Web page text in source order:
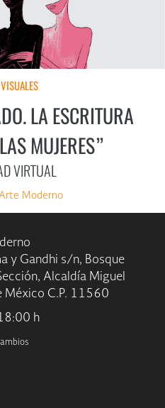
LA ESCRITURA
MUJERES”
VIRTUAL
Moderno
y Gandhi s/n, Bosque
Alcaldía Miguel
México C.P. 11560
h